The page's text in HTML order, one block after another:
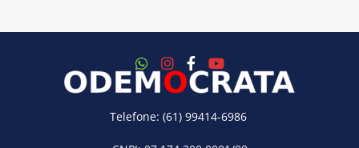
Telefone: (61) 99414-6986